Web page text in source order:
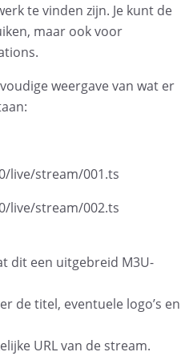
te vinden zijn. Je kunt de
maar ook voor
weergave van wat er
live/stream/001.ts
live/stream/002.ts
dit een uitgebreid M3U-
de titel, eventuele logo’s en
URL van de stream.